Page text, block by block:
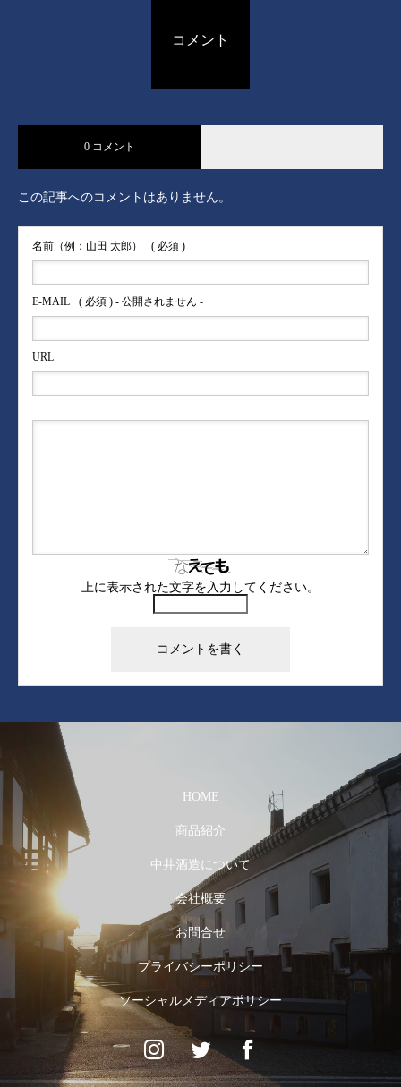
コメント
0 コメント
この記事へのコメントはありません。
名前（例：山田 太郎） ( 必須 )
E-MAIL ( 必須 ) - 公開されません -
URL
上に表示された文字を入力してください。
HOME
商品紹介
中井酒造について
会社概要
お問合せ
プライバシーポリシー
ソーシャルメディアポリシー